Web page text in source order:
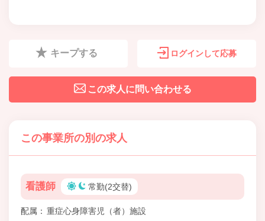
キープする ログインして応募
この求人に問い合わせる
この事業所の別の求人
看護師 常勤(2交替)
配属 重症心身障害児（者）施設